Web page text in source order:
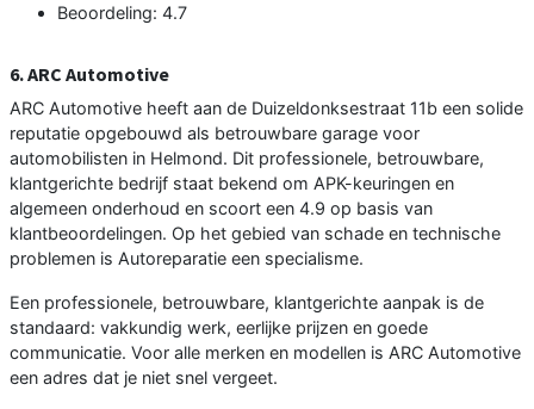
Beoordeling: 4.7
6. ARC Automotive
ARC Automotive heeft aan de Duizeldonksestraat 11b een solide
reputatie opgebouwd als betrouwbare garage voor
automobilisten in Helmond. Dit professionele, betrouwbare,
klantgerichte bedrijf staat bekend om APK-keuringen en
algemeen onderhoud en scoort een 4.9 op basis van
klantbeoordelingen. Op het gebied van schade en technische
problemen is Autoreparatie een specialisme.
Een professionele, betrouwbare, klantgerichte aanpak is de
standaard: vakkundig werk, eerlijke prijzen en goede
communicatie. Voor alle merken en modellen is ARC Automotive
een adres dat je niet snel vergeet.